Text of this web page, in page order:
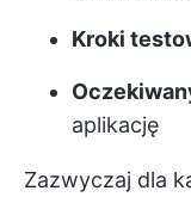
Kroki
aplikację
Zazwyczaj dla